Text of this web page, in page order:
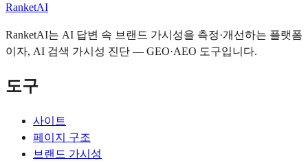
RanketAI
RanketAI는 AI 답변 속 브랜드 가시성을 측정·개선하는 플랫폼
이자, AI 검색 가시성 진단 — GEO·AEO 도구입니다.
도구
사이트
페이지 구조
브랜드 가시성